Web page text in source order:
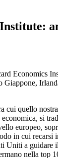
Economics
Giappone,
cui quello
si
europeo,
in cui recarsi
a guidare
nella top